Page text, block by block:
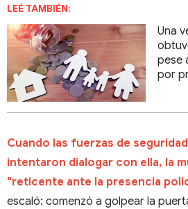
LEÉ TAMBIÉN:
Una
pese
por
Cuando las fuerzas de
intentaron dialogar con ella, la
"reticente ante la presencia
escaló: comenzó a golpear la